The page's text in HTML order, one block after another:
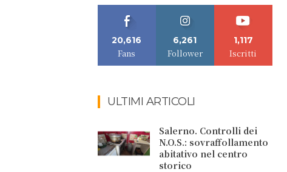
20,616
Fans
6,261
Follower
1,117
Iscritti
ULTIMI ARTICOLI
Salerno. Controlli dei
N.O.S.: sovraffollamento
abitativo nel centro
storico